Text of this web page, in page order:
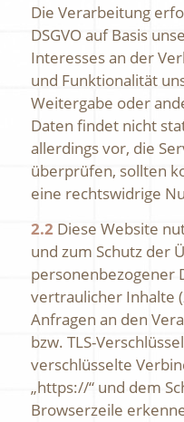
Die Verarbeitung
DSGVO auf Basis
Interesses an der
und Funktionalität
Weitergabe oder
Daten findet nicht
allerdings vor, die
überprüfen, sollten
eine rechtswidrige
2.2 Diese Website
und zum Schutz der
personenbezogener
vertraulicher Inhalte
Anfragen an den
bzw. TLS-
verschlüsselte
„https://“ und dem
Browserzeile